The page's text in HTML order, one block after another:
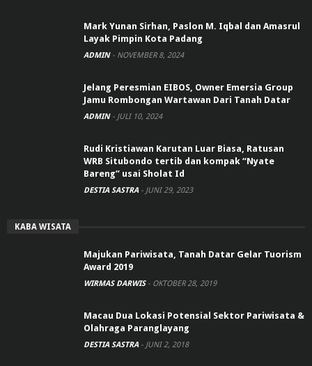
Mark Yunan Sirhan, Paslon M. Iqbal dan Amasrul
Layak Pimpin Kota Padang
ADMIN - NOVEMBER 8, 2024
Jelang Peresmian EIBOS, Owner Emersia Group
Jamu Rombongan Wartawan Dari Tanah Datar
ADMIN - JULI 10, 2024
Rudi Kristiawan Karutan Luar Biasa, Ratusan
WRB Situbondo tertib dan kompak “Nyate
Bareng” usai Sholat Id
DESTIA SASTRA - JUNI 29, 2023
KABA WISATA
Majukan Pariwisata, Tanah Datar Gelar Tuorism
Award 2019
WIRMAS DARWIS - OKTOBER 28, 2019
Macau Dua Lokasi Potensial Sektor Pariwisata &
Olahraga Paranglayang
DESTIA SASTRA - JUNI 2, 2018